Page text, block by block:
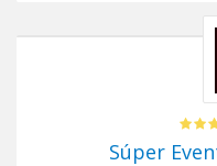
Súper